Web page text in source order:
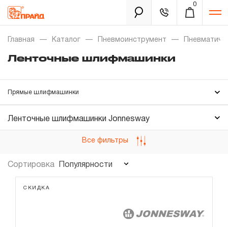
0
Каталог
Новинки
Распродажа
Уцененный товар
О нас
Главная Каталог Пневмоинструмент
Ленточные шлифмашинки
Прямые шлифмашинки
Углошлифовальные машинки
Ленточные шлифмашинки
Комплектующие
Ленточные шлифмашинки Jonnesway
Все фильтры
Сортировка Популярности
СКИДКА